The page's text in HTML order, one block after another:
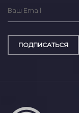
ПОДПИСАТЬСЯ